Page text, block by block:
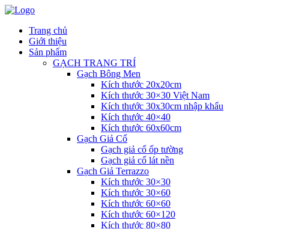
Trang chủ
Giới thiệu
Sản phẩm
GẠCH TRANG TRÍ
Gạch Bông Men
Kích thước 20x20cm
Kích thước 30×30 Việt Nam
Kích thước 30x30cm nhập khẩu
Kích thước 40×40
Kích thước 60x60cm
Gạch Giả Cổ
Gạch giả cổ ốp tường
Gạch giả cổ lát nền
Gạch Giả Terrazzo
Kích thước 30×30
Kích thước 30×60
Kích thước 60×60
Kích thước 60×120
Kích thước 80×80